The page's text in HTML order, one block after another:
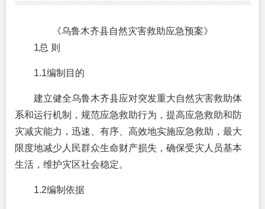
《乌鲁木齐县自然灾害救助应急预案》
1总 则
1.1编制目的
建立健全乌鲁木齐县应对突发重大自然灾害救助体
系和运行机制，规范应急救助行为，提高应急救助和防
灾减灾能力，迅速、有序、高效地实施应急救助，最大
限度地减少人民群众生命财产损失，确保受灾人员基本
生活，维护灾区社会稳定。
1.2编制依据